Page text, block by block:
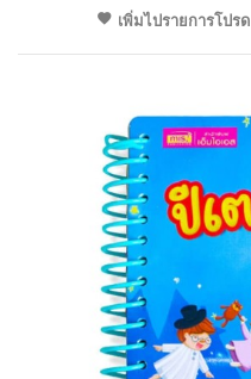
เพิ่มไปรายการโปรด